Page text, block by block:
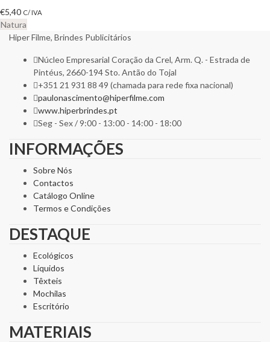
€5,40 C/ IVA
Natura
Hiper Filme, Brindes Publicitários
Núcleo Empresarial Coração da Crel, Arm. Q. - Estrada de
Pintéus, 2660-194 Sto. Antão do Tojal
+351 21 931 88 49 (chamada para rede fixa nacional)
paulonascimento@hiperfilme.com
www.hiperbrindes.pt
Seg - Sex / 9:00 - 13:00 - 14:00 - 18:00
INFORMAÇÕES
Sobre Nós
Contactos
Catálogo Online
Termos e Condições
DESTAQUE
Ecológicos
Líquidos
Têxteis
Mochilas
Escritório
MATERIAIS